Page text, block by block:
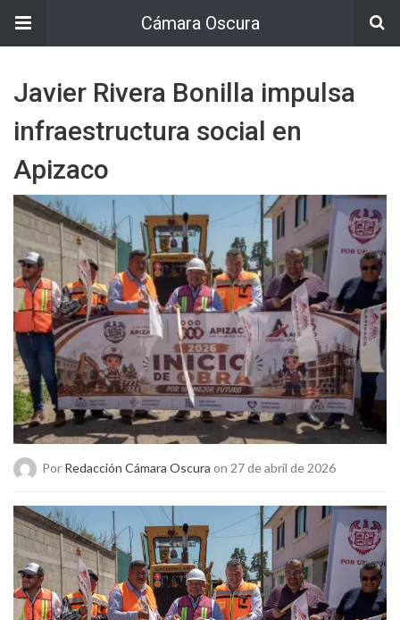
Cámara Oscura
Javier Rivera Bonilla impulsa
infraestructura social en
Apizaco
Por Redacción Cámara Oscura on 27 de abril de 2026